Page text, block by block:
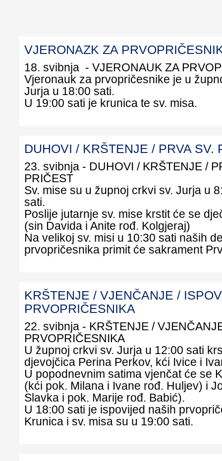
VJERONAZK ZA
18. svibnja - VJERONAUK ZA
Vjeronauk za prvopričesnike je u
Jurja u 18:00 sati.
U 19:00 sati je krunica te sv. misa.
DUHOVI / KRŠTENJE / PRVA SV.
23. svibnja - DUHOVI / KRŠTENJE /
PRIČEST
Sv. mise su u župnoj crkvi sv. Jurja u
sati.
Poslije jutarnje sv. mise krstit će se
(sin Davida i Anite rođ. Kolgjeraj)
Na velikoj sv. misi u 10:30 sati naših
prvopričesnika primit će sakrament
KRŠTENJE / VJENČANJE /
PRVOPRIČESNIKA
22. svibnja - KRŠTENJE /
PRVOPRIČESNIKA
U župnoj crkvi sv. Jurja u 12:00 sati
djevojčica Perina Perkov, kći Ivice i
U popodnevnim satima vjenčat će se
(kći pok. Milana i Ivane rođ. Huljev) i
Slavka i pok. Marije rođ. Babić).
U 18:00 sati je ispovijed naših
Krunica i sv. misa su u 19:00 sati.